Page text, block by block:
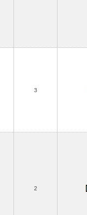
3
2